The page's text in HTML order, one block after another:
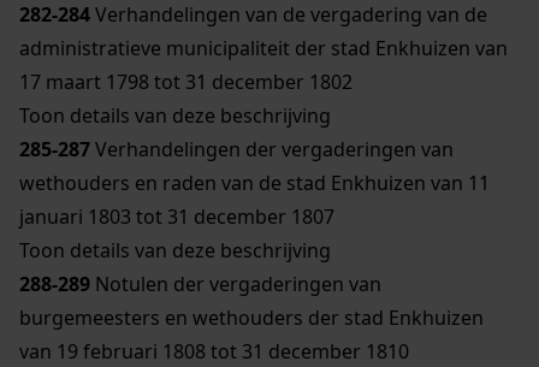
282-284Verhandelingen van de vergadering van de
administratieve municipaliteit der stad Enkhuizen van
17 maart 1798 tot 31 december 1802
Toon details van deze beschrijving
285-287Verhandelingen der vergaderingen van
wethouders en raden van de stad Enkhuizen van 11
januari 1803 tot 31 december 1807
Toon details van deze beschrijving
288-289 Notulen der vergaderingen van
burgemeesters en wethouders der stad Enkhuizen
van 19 februari 1808 tot 31 december 1810